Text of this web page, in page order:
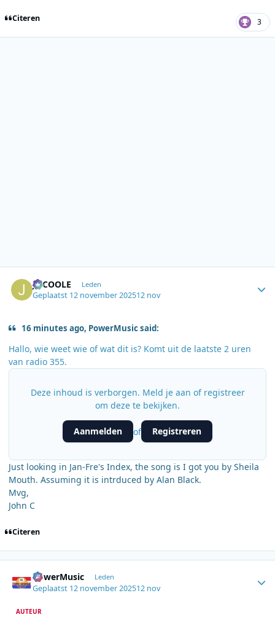
Citeren 3
JOCOOLE Leden
Geplaatst 12 november 202512 nov
16 minutes ago, PowerMusic said:
Hallo, wie weet wie of wat dit is? Komt uit de laatste 2 uren
van radio 355.
Deze inhoud is verborgen. Meld je aan of registreer
om deze te bekijken.
Aanmelden of Registreren
Just looking in Jan-Fre's Index, the song is I got you by Sheila
Mouth. Assuming it is intrduced by Alan Black.
Mvg,
John C
Citeren
PowerMusic Leden
Geplaatst 12 november 202512 nov
AUTEUR